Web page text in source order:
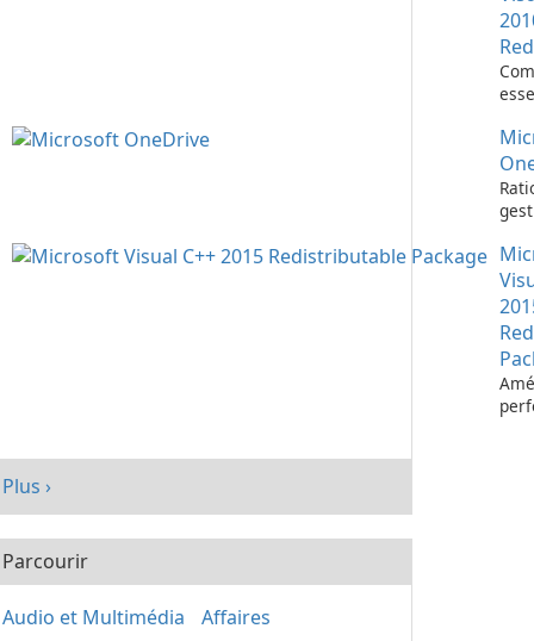
Plus ›
Parcourir
Audio et Multimédia
Affaires